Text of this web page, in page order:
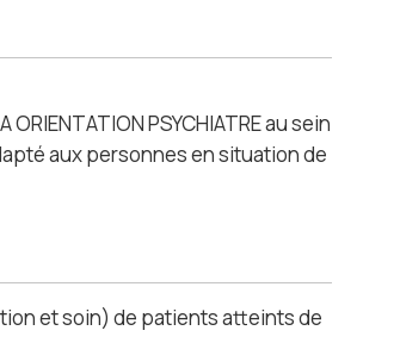
PSYCHIATRE au sein
aux personnes en situation de
et soin) de patients atteints de